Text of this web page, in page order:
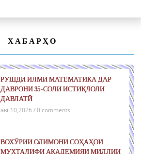
ХАБАРҲО
РУШДИ ИЛМИ МАТЕМАТИКА ДАР
ДАВРОНИ 35-СОЛИ ИСТИҚЛОЛИ
ДАВЛАТӢ
авг 10,2026 / 0 comments
ВОХӮРИИ ОЛИМОНИ СОҲАҲОИ
МУХТАЛИФИ АКАДЕМИЯИ МИЛЛИИ